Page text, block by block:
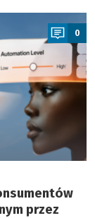
0
przez